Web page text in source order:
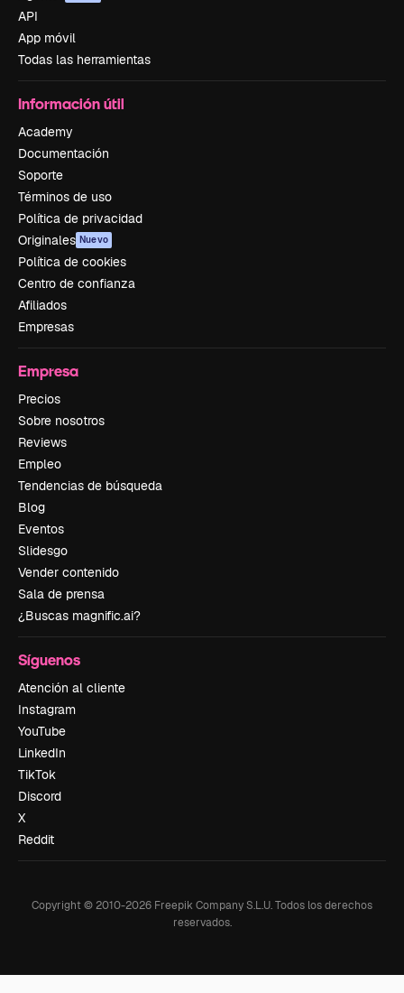
API
App móvil
Todas las herramientas
Información útil
Academy
Documentación
Soporte
Términos de uso
Política de privacidad
Originales Nuevo
Política de cookies
Centro de confianza
Afiliados
Empresas
Empresa
Precios
Sobre nosotros
Reviews
Empleo
Tendencias de búsqueda
Blog
Eventos
Slidesgo
Vender contenido
Sala de prensa
¿Buscas magnific.ai?
Síguenos
Atención al cliente
Instagram
YouTube
LinkedIn
TikTok
Discord
X
Reddit
Copyright © 2010-2026 Freepik Company S.L.U.Todos los derechos
reservados.